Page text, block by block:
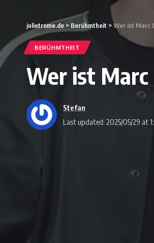
julietrome.de > Berühmtheit >Wer ist Marc
BERÜHMTHEIT
Wer ist Marc
Last updated: 2025/05/29 at
Stefan